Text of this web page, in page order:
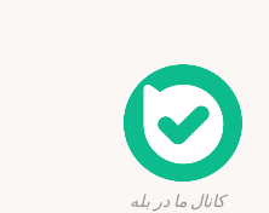
کانال ما در بله